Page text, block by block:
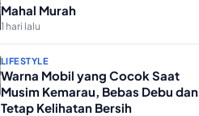
Mahal Murah
1 hari lalu
LIFESTYLE
Warna Mobil yang Cocok Saat
Musim Kemarau, Bebas Debu dan
Tetap Kelihatan Bersih